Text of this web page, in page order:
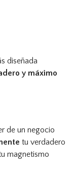
diseñada
y máximo
de un negocio
tu verdadero
magnetismo